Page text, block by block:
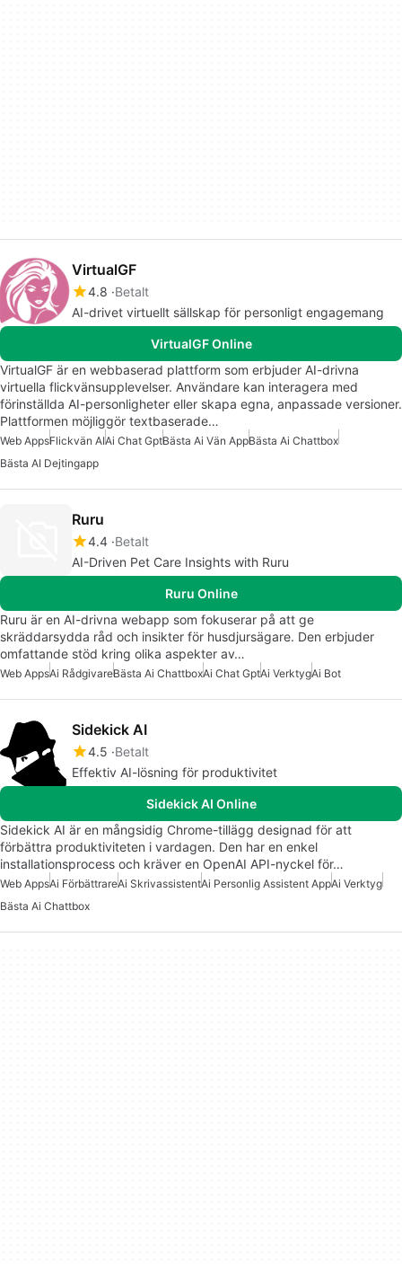
VirtualGF
4.8 Betalt
AI-drivet virtuellt sällskap för personligt engagemang
VirtualGF Online
VirtualGF är en webbaserad plattform som erbjuder AI-drivna
virtuella flickvänsupplevelser. Användare kan interagera med
förinställda AI-personligheter eller skapa egna, anpassade versioner.
Plattformen möjliggör textbaserade…
Web AppsFlickvän AIAi Chat GptBästa Ai Vän AppBästa Ai Chattbox
Bästa AI Dejtingapp
Ruru
4.4 Betalt
AI-Driven Pet Care Insights with Ruru
Ruru Online
Ruru är en AI-drivna webapp som fokuserar på att ge
skräddarsydda råd och insikter för husdjursägare. Den erbjuder
omfattande stöd kring olika aspekter av…
Web AppsAi RådgivareBästa Ai ChattboxAi Chat GptAi VerktygAi Bot
Sidekick AI
4.5 Betalt
Effektiv AI-lösning för produktivitet
Sidekick AI Online
Sidekick AI är en mångsidig Chrome-tillägg designad för att
förbättra produktiviteten i vardagen. Den har en enkel
installationsprocess och kräver en OpenAI API-nyckel för…
Web AppsAi FörbättrareAi SkrivassistentAi Personlig Assistent AppAi Verktyg
Bästa Ai Chattbox